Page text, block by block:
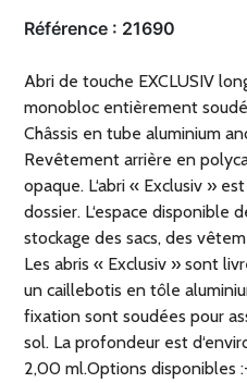
Référence : 21690
Abri de touche EXCLUSIV
monobloc entièrement
Châssis en tube aluminium
Revêtement arrière en
opaque. L‘abri « Exclusiv »
dossier. L‘espace disponible
stockage des sacs, des
Les abris « Exclusiv » sont
un caillebotis en tôle
fixation sont soudées pour
sol. La profondeur est
2,00 ml.Options disponibles